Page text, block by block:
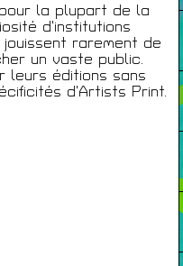
la plupart de la
d’institutions
rarement de
un vaste public.
leurs éditions sans
d’Artists Print.